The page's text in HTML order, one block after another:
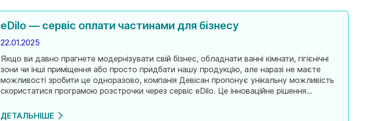
eDilo — сервіс оплати частинами для бізнесу
22.01.2025
Якщо ви давно прагнете модернізувати свій бізнес, обладнати ванні кімнати, гігієнічні
зони чи інші приміщення або просто придбати нашу продукцію, але наразі не маєте
можливості зробити це одноразово, компанія Девісан пропонує унікальну можливість
скористатися програмою розстрочки через сервіс eDilo. Це інноваційне рішення
ДЕТАЛЬНІШЕ